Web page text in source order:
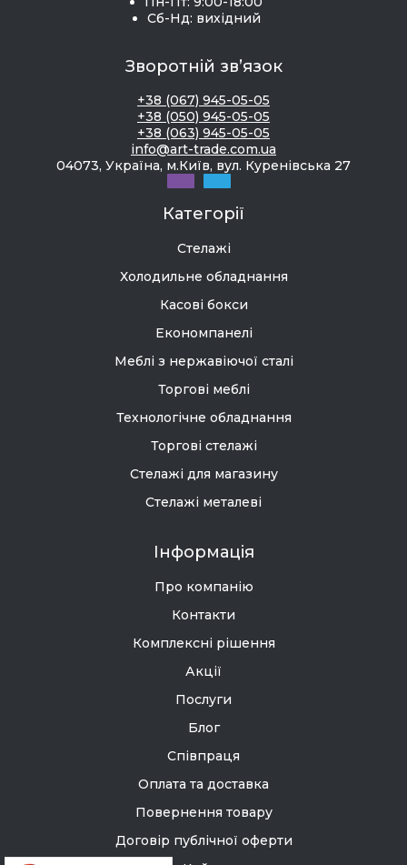
Сб-Нд: вихідний
Зворотній зв’язок
+38 (067) 945-05-05
+38 (050) 945-05-05
+38 (063) 945-05-05
info@art-trade.com.ua
04073, Україна, м.Київ, вул. Куренівська 27
Категорії
Стелажі
Холодильне обладнання
Касові бокси
Економпанелі
Меблі з нержавіючої сталі
Торгові меблі
Технологічне обладнання
Торгові стелажі
Стелажі для магазину
Стелажі металеві
Інформація
Про компанію
Контакти
Комплексні рішення
Акції
Послуги
Блог
Співпраця
Оплата та доставка
Повернення товару
Договір публічної оферти